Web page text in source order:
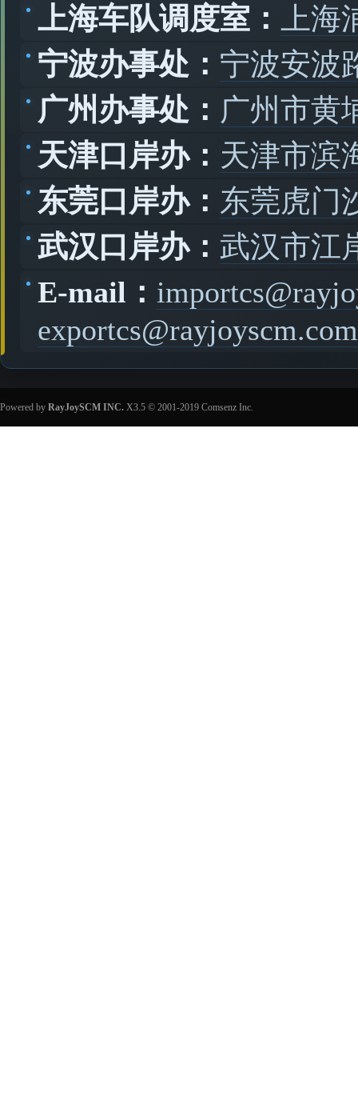
上海车队调度室：
上
宁波办事处： 宁波安波
广州办事处： 广州市黄
天津口岸办： 天津市滨
东莞口岸办： 东莞虎门
武汉口岸办： 武汉市江
E-mail：
exportcs@rayjoyscm.com
Powered by RayJoySCM INC. X3.5 © 2001-2019 Comsenz Inc.